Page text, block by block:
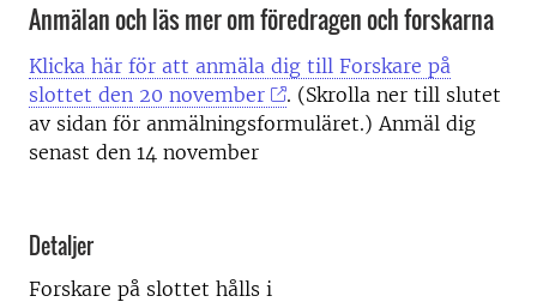
Anmälan och läs mer om föredragen och forskarna
Klicka här för att anmäla dig till Forskare på
slottet den 20 november
. (Skrolla ner till slutet
av sidan för anmälningsformuläret.) Anmäl dig
senast den 14 november
Detaljer
Forskare på slottet hålls i